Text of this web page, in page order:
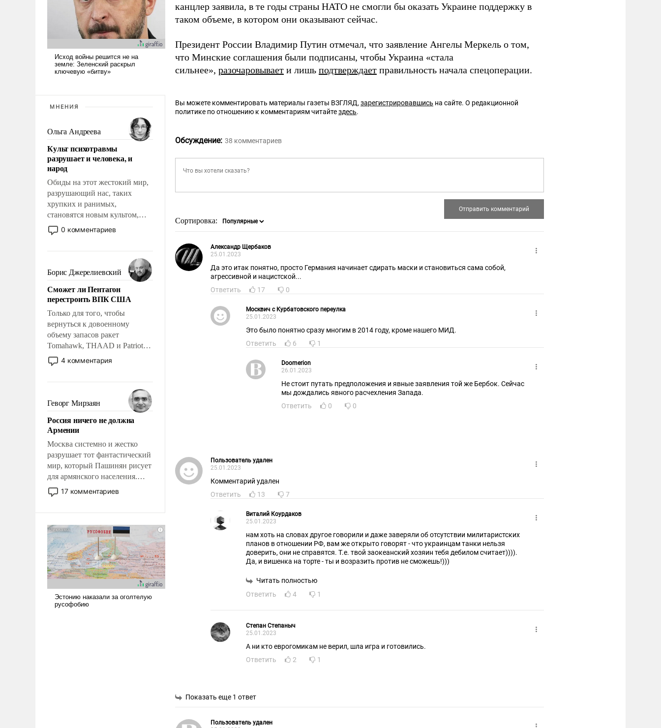
МНЕНИЯ
Ольга Андреева
Культ психотравмы
разрушает и человека, и
народ
Обиды на этот жестокий мир,
разрушающий нас, таких
хрупких и ранимых,
становятся новым культом,
постепенно вытесняя и
отменяя традиционное
мужественным и твердым под
ударами судьбы, брать на себя
ответственность, помогать
слабым, идти вперед и
адаптироваться.
0 комментариев
Борис Джерелиевский
Сможет ли Пентагон
перестроить ВПК США
Только для того, чтобы
вернуться к довоенному
объему запасов ракет
Tomahawk, THAAD и Patriot
США потребуется более трех
лет. Даже небольшая война с
Сложившаяся ситуация
означает многолетний период
уязвимости США, например,
перед Китаем.
4 комментария
Геворг Мирзаян
Россия ничего не должна
Армении
Москва системно и жестко
разрушает тот фантастический
мир, который Пашинян рисует
для армянского населения.
Мир, где политические
прожекты будут безусловно
налогоплательщиков и где
Еревану за свои поступки не
нужно отвечать.
17 комментариев
канцлер заявила, в те годы страны НАТО не смогли бы оказать Украине поддержку в
таком объеме, в котором они оказывают сейчас.
Президент России Владимир Путин отмечал, что заявление Ангелы Меркель о том,
что Минские соглашения были подписаны, чтобы Украина «стала
сильнее», разочаровывает и лишь подтверждает правильность начала спецоперации.
Вы можете комментировать материалы газеты ВЗГЛЯД,зарегистрировавшись на сайте. О редакционной
политике по отношению к комментариям читайтездесь.
Обсуждение: 38 комментариев
Сортировка:
Александр Щербаков
25.01.2023
Да это итак понятно, просто Германия начинает сдирать маски и становиться сама собой,
агрессивной и нацистской...
Ответить
17 0
Москвич с Курбатовского переулка
25.01.2023
Это было понятно сразу многим в 2014 году, кроме нашего МИД.
Ответить
6 1
Doomerion
26.01.2023
Не стоит путать предположения и явные заявления той же Бербок. Сейчас
мы дождались явного расчехления Запада.
Ответить
0 0
Пользователь удален
25.01.2023
Комментарий удален
Ответить
13 7
Виталий Коурдаков
25.01.2023
нам хоть на словах другое говорили и даже заверяли об отсутствии милитаристских
планов в отношении РФ, вам же открыто говорят - что украинцам танки нельзя
доверить, они не справятся. Т.е. твой заокеанский хозяин тебя дебилом считает)))).
Да, и вишенка на торте - ты и возразить против не сможешь!)))
Читать полностью
Ответить
4 1
Степан Степаныч
25.01.2023
А ни кто еврогомикам не верил, шла игра и готовились.
Ответить
2 1
Показать еще 1 ответ
Пользователь удален